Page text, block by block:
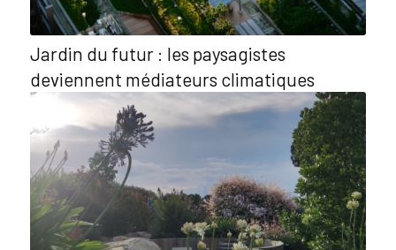
Jardin du futur : les paysagistes
deviennent médiateurs climatiques